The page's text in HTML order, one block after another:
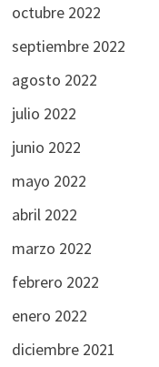
octubre 2022
septiembre 2022
agosto 2022
julio 2022
junio 2022
mayo 2022
abril 2022
marzo 2022
febrero 2022
enero 2022
diciembre 2021